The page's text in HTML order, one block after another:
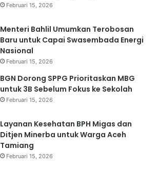
Februari 15, 2026
Menteri Bahlil Umumkan Terobosan
Baru untuk Capai Swasembada Energi
Nasional
Februari 15, 2026
BGN Dorong SPPG Prioritaskan MBG
untuk 3B Sebelum Fokus ke Sekolah
Februari 15, 2026
Layanan Kesehatan BPH Migas dan
Ditjen Minerba untuk Warga Aceh
Tamiang
Februari 15, 2026